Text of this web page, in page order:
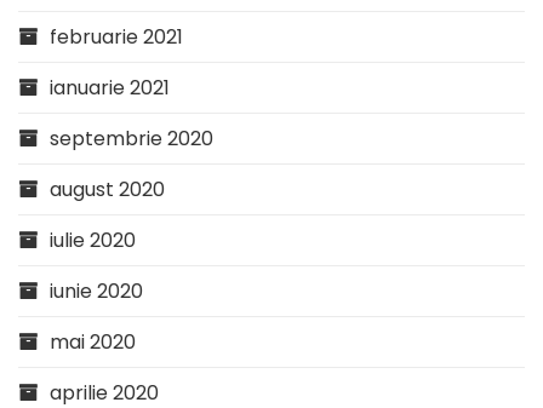
februarie 2021
ianuarie 2021
septembrie 2020
august 2020
iulie 2020
iunie 2020
mai 2020
aprilie 2020